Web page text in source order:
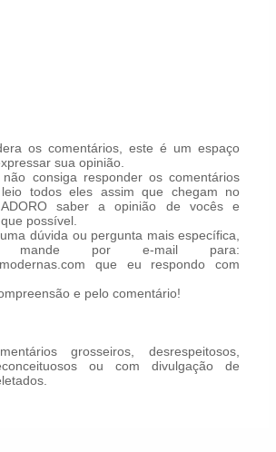
os comentários, este é um espaço
sua opinião.
consiga responder os comentários
leio todos eles assim que chegam no
saber a opinião de vocês e
possível.
dúvida ou pergunta mais específica,
mande por e-mail para:
que eu respondo com
e pelo comentário!
grosseiros, desrespeitosos,
ou com divulgação de